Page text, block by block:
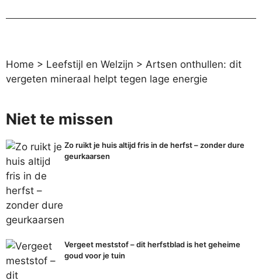
Home > Leefstijl en Welzijn > Artsen onthullen: dit
vergeten mineraal helpt tegen lage energie
Niet te missen
Zo ruikt je huis altijd fris in de herfst – zonder dure
geurkaarsen
Vergeet meststof – dit herfstblad is het geheime
goud voor je tuin